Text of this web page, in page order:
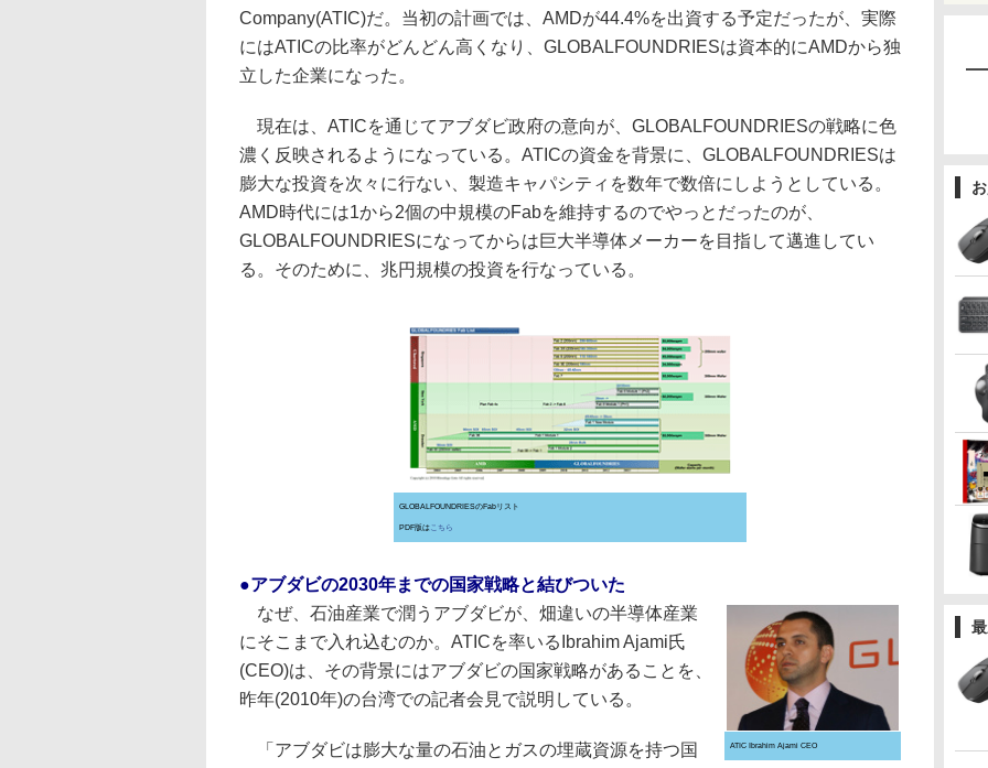
Company(ATIC)だ。当初の計画では、AMDが44.4%を出資する予定だったが、実際
にはATICの比率がどんどん高くなり、GLOBALFOUNDRIESは資本的にAMDから独
立した企業になった。
現在は、ATICを通じてアブダビ政府の意向が、GLOBALFOUNDRIESの戦略に色
濃く反映されるようになっている。ATICの資金を背景に、GLOBALFOUNDRIESは
膨大な投資を次々に行ない、製造キャパシティを数年で数倍にしようとしている。
AMD時代には1から2個の中規模のFabを維持するのでやっとだったのが、
GLOBALFOUNDRIESになってからは巨大半導体メーカーを目指して邁進してい
る。そのために、兆円規模の投資を行なっている。
GLOBALFOUNDRIESのFabリスト
PDF版は こちら
●アブダビの2030年までの国家戦略と結びついた
ATIC Ibrahim Ajami CEO
なぜ、石油産業で潤うアブダビが、畑違いの半導体産業
にそこまで入れ込むのか。ATICを率いるIbrahim Ajami氏
(CEO)は、その背景にはアブダビの国家戦略があることを、
昨年(2010年)の台湾での記者会見で説明している。
「アブダビは膨大な量の石油とガスの埋蔵資源を持つ国